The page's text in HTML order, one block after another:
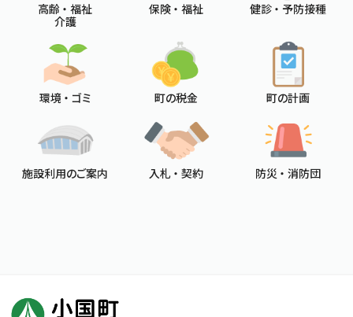
高齢 ・ 福祉
介護
保険 ・ 福祉 健診 ・ 予防接種
環境 ・ ゴミ 町の税金 町の計画
施設利用のご案内 入札 ・ 契約 防災 ・ 消防団